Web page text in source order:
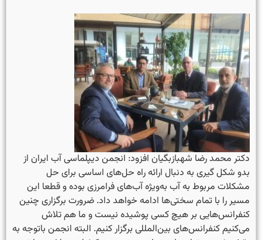
دکتر محمد رضا شهبازبگیان افزود: انجمن دیپلماسی آب ایران از
بدو شکل گیری به دنبال ارائه راه حل‌های اساسی برای حل
مشکلات مربوط به آب به‌ویژه آب‌های فرامرزی بوده و قطعا این
مسیر را با تمام سختی‌ها ادامه خواهد داد. ضرورت برگزاری چنین
کنفرانس‌هایی بر هیچ کسی پوشیده نیست و ما هم تلاش
می‌کنیم کنفرانس‌های بین‌المللی برگزار کنیم. البته انجمن باتوجه به